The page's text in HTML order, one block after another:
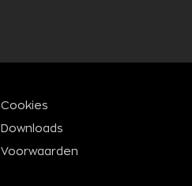
Cookies
Downloads
Voorwaarden